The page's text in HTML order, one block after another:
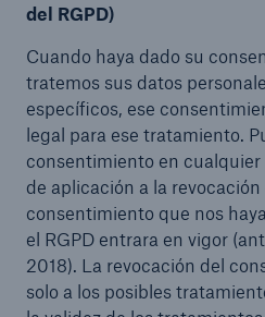
del RGPD)
Cuando haya dado su
tratemos sus datos
específicos, ese
legal para ese tratamiento.
consentimiento en
de aplicación a la
consentimiento que nos
el RGPD entrara en vigor
2018). La revocación del
solo a los posibles